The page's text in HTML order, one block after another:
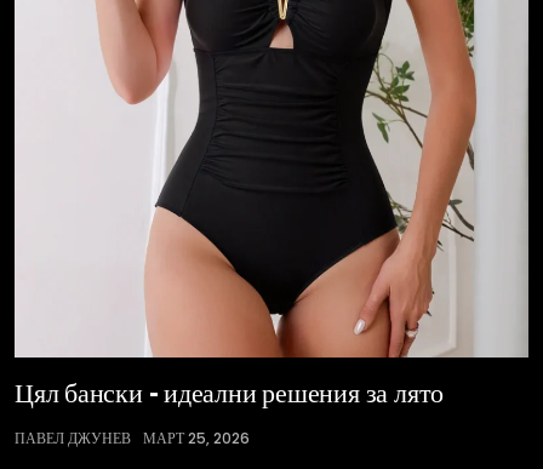
Цял бански – идеални решения за лято
ПАВЕЛ ДЖУНЕВ МАРТ 25, 2026